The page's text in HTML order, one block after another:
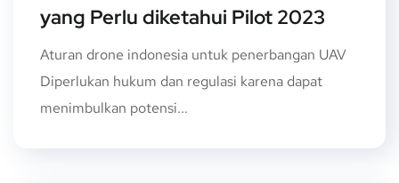
yang Perlu diketahui Pilot 2023
Aturan drone indonesia untuk penerbangan UAV
Diperlukan hukum dan regulasi karena dapat
menimbulkan potensi...